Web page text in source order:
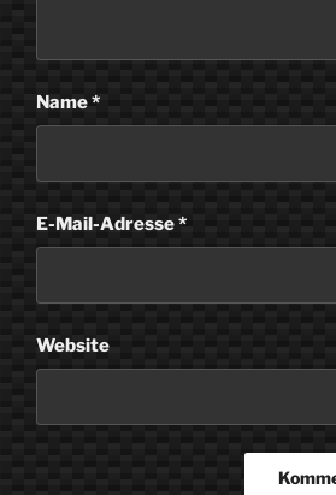
Name*
E-Mail-Adresse*
Website